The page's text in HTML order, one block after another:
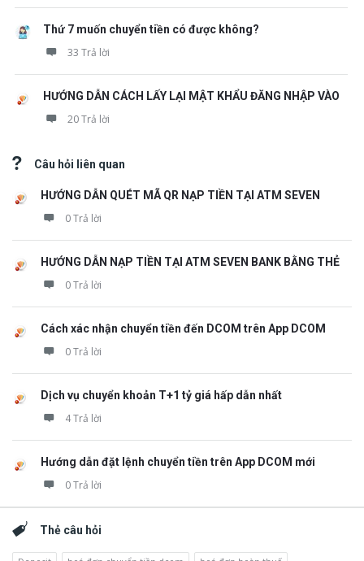
Thứ 7 muốn chuyển tiền có được không?
33 Trả lời
HƯỚNG DẪN CÁCH LẤY LẠI MẬT KHẨU ĐĂNG NHẬP VÀO
20 Trả lời
Câu hỏi liên quan
HƯỚNG DẪN QUÉT MÃ QR NẠP TIỀN TẠI ATM SEVEN
0 Trả lời
HƯỚNG DẪN NẠP TIỀN TẠI ATM SEVEN BANK BẰNG THẺ
0 Trả lời
Cách xác nhận chuyển tiền đến DCOM trên App DCOM
0 Trả lời
Dịch vụ chuyển khoản T+1 tỷ giá hấp dẫn nhất
4 Trả lời
Hướng dẫn đặt lệnh chuyển tiền trên App DCOM mới
0 Trả lời
Thẻ câu hỏi